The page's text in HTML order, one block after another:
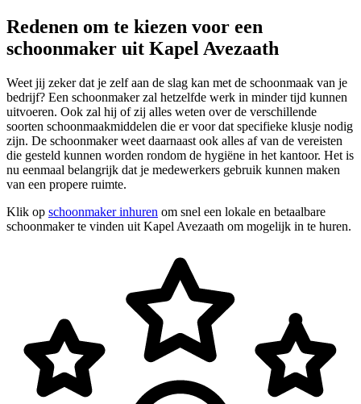
Redenen om te kiezen voor een
schoonmaker uit Kapel Avezaath
Weet jij zeker dat je zelf aan de slag kan met de schoonmaak van je
bedrijf? Een schoonmaker zal hetzelfde werk in minder tijd kunnen
uitvoeren. Ook zal hij of zij alles weten over de verschillende
soorten schoonmaakmiddelen die er voor dat specifieke klusje nodig
zijn. De schoonmaker weet daarnaast ook alles af van de vereisten
die gesteld kunnen worden rondom de hygiëne in het kantoor. Het is
nu eenmaal belangrijk dat je medewerkers gebruik kunnen maken
van een propere ruimte.
Klik op schoonmaker inhuren om snel een lokale en betaalbare
schoonmaker te vinden uit Kapel Avezaath om mogelijk in te huren.